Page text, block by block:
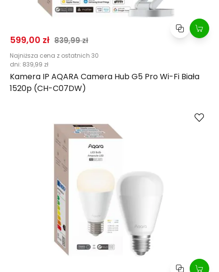
Cena promocyjna
599,00 zł Normalna cena
839,99 zł
Najniższa cena z ostatnich 30
dni: 839,99 zł
Kamera IP AQARA Camera Hub G5 Pro Wi-Fi Biała
1520p (CH-C07DW)